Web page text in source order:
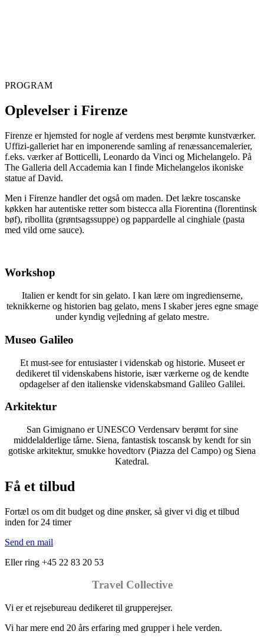
PROGRAM
Oplevelser i Firenze
Firenze er hjemsted for nogle af verdens mest berømte kunstværker.
Uffizi-galleriet har en imponerende samling af renæssancemalerier,
f.eks. værker af Botticelli, Leonardo da Vinci og Michelangelo. På
The Galleria dell Accademia kan I finde Michelangelos ikoniske
statue af David.
Men i Firenze handler det også om maden. Det lækre toscanske
køkken har autentiske retter som bistecca alla Fiorentina (florentinsk
bøf), ribollita (grøntsagssuppe) og pappardelle al cinghiale (pasta
med vild orne sauce).
Workshop
Italien er kendt for sin gelato. I kan lære om ingredienserne,
teknikkerne og historien bag gelato, mens I skaber jeres egne smage
under kyndig vejledning af gelato mestre.
Museo Galileo
Et must-see for entusiaster i videnskab og historie. Museet er
dedikeret til videnskabens historie, især værkerne og de kendte
opdagelser af den italienske videnskabsmand Galileo Galilei.
Arkitektur
San Gimignano er UNESCO Verdensarv berømt for sine
middelalderlige tårne. Siena, fantastisk toscansk by kendt for sin
gotiske arkitektur, smukke hovedtorv (Piazza del Campo) og Siena
Katedral.
Få et tilbud
Fortæl os om dit budget og dine ønsker, så giver vi dig et tilbud
inden for 24 timer
Send en mail
Eller ring +45 22 83 20 53
Travel Collective
Vi er et rejsebureau dedikeret til grupperejser.
Vi har mere end 20 års erfaring med grupper i hele verden.